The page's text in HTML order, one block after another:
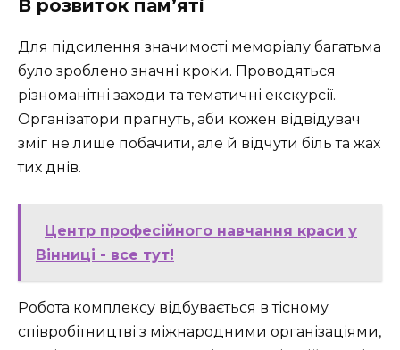
В розвиток пам’яті
Для підсилення значимості меморіалу багатьма
було зроблено значні кроки. Проводяться
різноманітні заходи та тематичні екскурсії.
Організатори прагнуть, аби кожен відвідувач
зміг не лише побачити, але й відчути біль та жах
тих днів.
Центр професійного навчання краси у
Вінниці - все тут!
Робота комплексу відбувається в тісному
співробітництві з міжнародними організаціями,